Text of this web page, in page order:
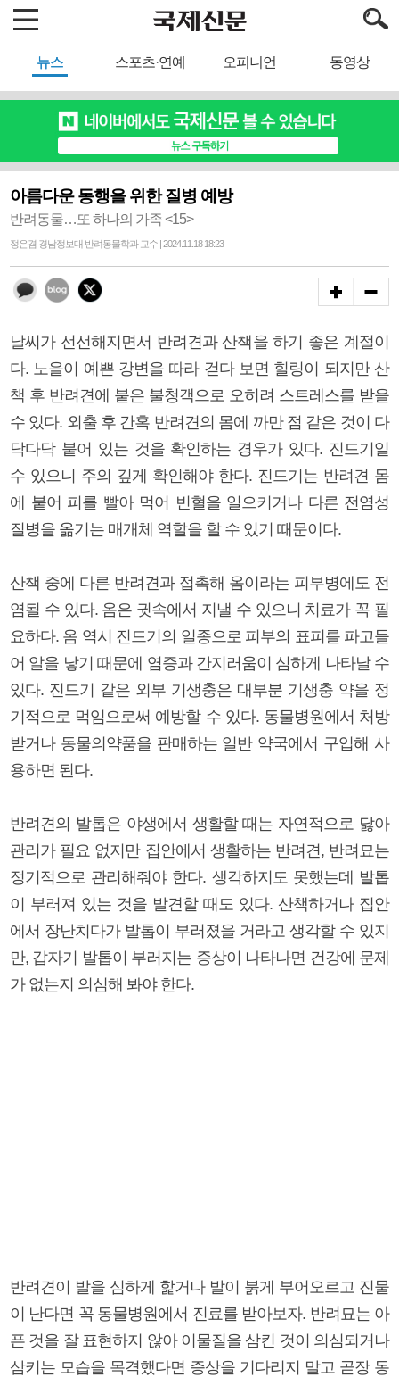
뉴스 스포츠·연예 오피니언 동영상
아름다운 동행을 위한 질병 예방
반려동물…또 하나의 가족 <15>
정은겸 경남정보대 반려동물학과 교수 | 2024.11.18 18:23
날씨가 선선해지면서 반려견과 산책을 하기 좋은 계절이
다. 노을이 예쁜 강변을 따라 걷다 보면 힐링이 되지만 산
책 후 반려견에 붙은 불청객으로 오히려 스트레스를 받을
수 있다. 외출 후 간혹 반려견의 몸에 까만 점 같은 것이 다
닥다닥 붙어 있는 것을 확인하는 경우가 있다. 진드기일
수 있으니 주의 깊게 확인해야 한다. 진드기는 반려견 몸
에 붙어 피를 빨아 먹어 빈혈을 일으키거나 다른 전염성
질병을 옮기는 매개체 역할을 할 수 있기 때문이다.
산책 중에 다른 반려견과 접촉해 옴이라는 피부병에도 전
염될 수 있다. 옴은 귓속에서 지낼 수 있으니 치료가 꼭 필
요하다. 옴 역시 진드기의 일종으로 피부의 표피를 파고들
어 알을 낳기 때문에 염증과 간지러움이 심하게 나타날 수
있다. 진드기 같은 외부 기생충은 대부분 기생충 약을 정
기적으로 먹임으로써 예방할 수 있다. 동물병원에서 처방
받거나 동물의약품을 판매하는 일반 약국에서 구입해 사
용하면 된다.
반려견의 발톱은 야생에서 생활할 때는 자연적으로 닳아
관리가 필요 없지만 집안에서 생활하는 반려견, 반려묘는
정기적으로 관리해줘야 한다. 생각하지도 못했는데 발톱
이 부러져 있는 것을 발견할 때도 있다. 산책하거나 집안
에서 장난치다가 발톱이 부러졌을 거라고 생각할 수 있지
만, 갑자기 발톱이 부러지는 증상이 나타나면 건강에 문제
가 없는지 의심해 봐야 한다.
반려견이 발을 심하게 핥거나 발이 붉게 부어오르고 진물
이 난다면 꼭 동물병원에서 진료를 받아보자. 반려묘는 아
픈 것을 잘 표현하지 않아 이물질을 삼킨 것이 의심되거나
삼키는 모습을 목격했다면 증상을 기다리지 말고 곧장 동